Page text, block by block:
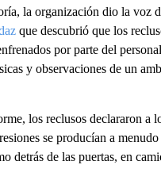
la organización dio la voz
que descubrió que los
por parte del
y observaciones de un
los reclusos declararon a
se producían a
detrás de las puertas, en